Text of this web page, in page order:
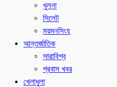
খুলনা
সিলেট
ময়মনসিংহ
আন্তর্জাতিক
সারাবিশ্ব
প্রবাস খবর
খেলাধুলা